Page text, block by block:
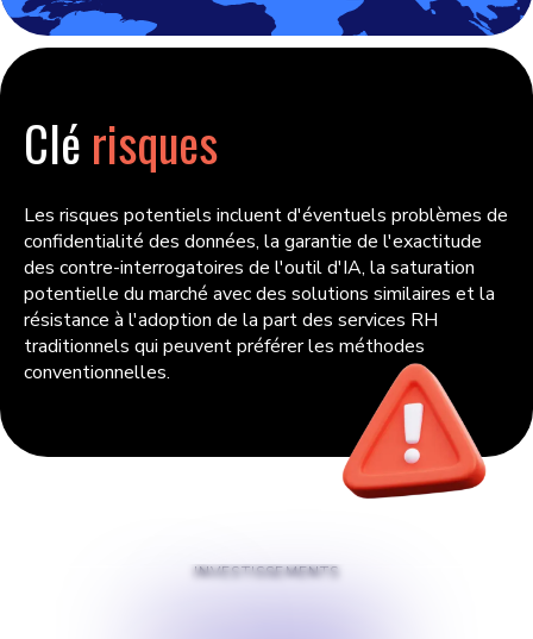
Clé risques
Les risques potentiels incluent d'éventuels problèmes de
confidentialité des données, la garantie de l'exactitude
des contre-interrogatoires de l'outil d'IA, la saturation
potentielle du marché avec des solutions similaires et la
résistance à l'adoption de la part des services RH
traditionnels qui peuvent préférer les méthodes
conventionnelles.
INVESTISSEMENTS